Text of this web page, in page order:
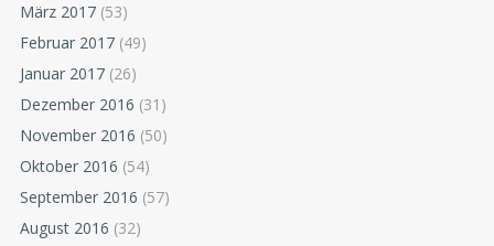
März 2017 (53)
Februar 2017 (49)
Januar 2017 (26)
Dezember 2016 (31)
November 2016 (50)
Oktober 2016 (54)
September 2016 (57)
August 2016 (32)